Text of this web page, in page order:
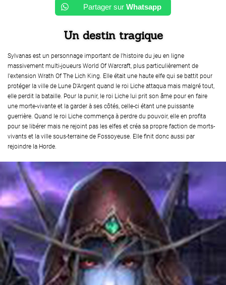
Partager sur Whatsapp
Un destin tragique
Sylvanas est un personnage important de l'histoire du jeu en ligne
massivement multi-joueurs World Of Warcraft, plus particulièrement de
l'extension Wrath Of The Lich King. Elle était une haute elfe qui se battit pour
protéger la ville de Lune D'Argent quand le roi Liche attaqua mais malgré tout,
elle perdit la bataille. Pour la punir, le roi Liche lui prit son âme pour en faire
une morte-vivante et la garder à ses côtés, celle-ci étant une puissante
guerrière. Quand le roi Liche commença à perdre du pouvoir, elle en profita
pour se libérer mais ne rejoint pas les elfes et créa sa propre faction de morts-
vivants et la ville sous-terraine de Fossoyeuse. Elle finit donc aussi par
rejoindre la Horde.